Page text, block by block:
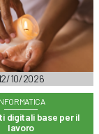
10/2026
digitali base per il
lavoro